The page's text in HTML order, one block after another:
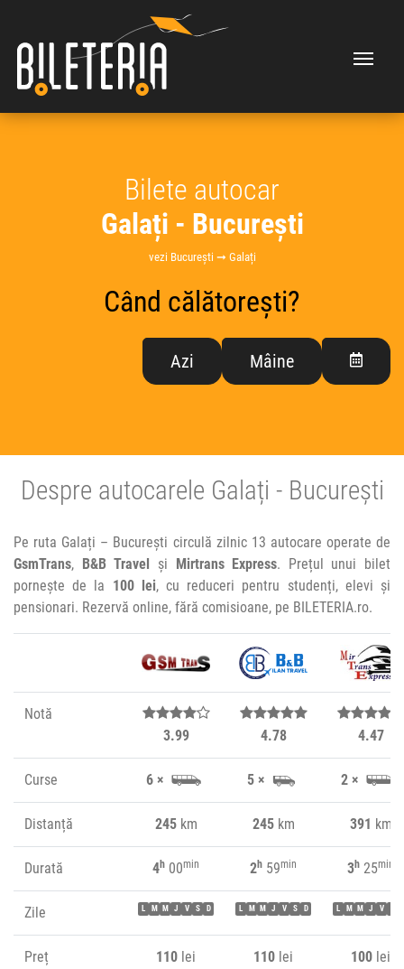
Bilete autocar
Galați - București
vezi București ➞ Galați
Când călătorești?
Azi Mâine
Despre autocarele Galați - București
Pe ruta Galați – București circulă zilnic 13 autocare operate de
GsmTrans, B&B Travel și Mirtrans Express. Prețul unui bilet
pornește de la 100 lei, cu reduceri pentru studenți, elevi și
pensionari. Rezervă online, fără comisioane, pe BILETERIA.ro.
Notă
3.99
4.78 4.47
Curse 6 × 5 × 2 ×
Distanță 245km 245km 391 km
Durată 4h 00min 2h 59min 3h 25min
Zile L M M J V S D L M M J V S D L M M J V
Preț
110 lei
110 lei
100 lei